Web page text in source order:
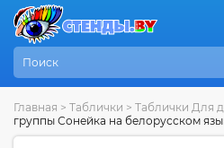
Главная > Таблички > Таблички Для
группы Сонейка на белорусском